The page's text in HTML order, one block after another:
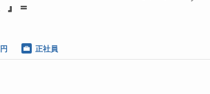
』＝
正社員